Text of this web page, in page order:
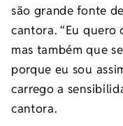
são grande fonte
cantora. “Eu quero
mas também que
porque eu sou
carrego a
cantora.